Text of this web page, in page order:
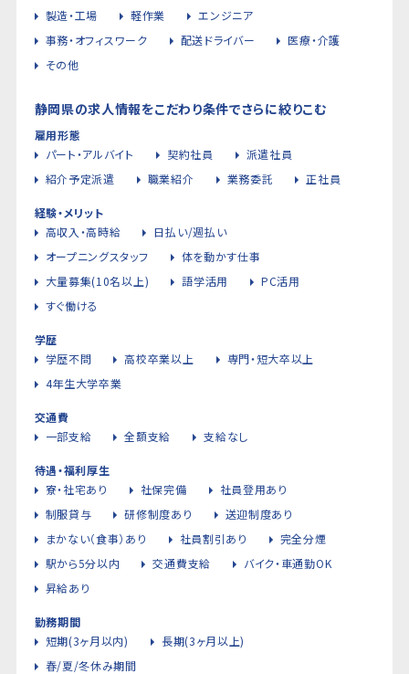
製造・工場 軽作業
エンジニア
事務・オフィスワーク
配送ドライバー
医療・介護
その他
静岡県の求人情報をこだわり条件でさらに絞りこむ
雇用形態
パート・アルバイト
契約社員
派遣社員
紹介予定派遣
職業紹介 業務委託 正社員
経験・メリット
高収入・高時給
日払い/週払い
オープニングスタッフ
体を動かす仕事
大量募集(10名以上)
語学活用
PC活用
すぐ働ける
学歴
学歴不問
高校卒業以上
専門・短大卒以上
4年生大学卒業
交通費
一部支給
全額支給 支給なし
待遇・福利厚生
寮・社宅あり
社保完備
社員登用あり
制服貸与
研修制度あり
送迎制度あり
まかない（食事）あり
社員割引あり
完全分煙
駅から5分以内
交通費支給
バイク・車通勤OK
昇給あり
勤務期間
短期(3ヶ月以内)
長期(3ヶ月以上)
春/夏/冬休み期間